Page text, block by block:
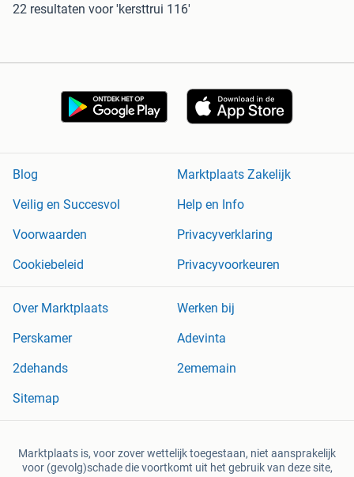
22 resultaten voor 'kersttrui 116'
Blog
Marktplaats Zakelijk
Veilig en Succesvol
Help en Info
Voorwaarden
Privacyverklaring
Cookiebeleid
Privacyvoorkeuren
Over Marktplaats
Werken bij
Perskamer
Adevinta
2dehands
2ememain
Sitemap
Marktplaats is, voor zover wettelijk toegestaan, niet aansprakelijk
voor (gevolg)schade die voortkomt uit het gebruik van deze site,